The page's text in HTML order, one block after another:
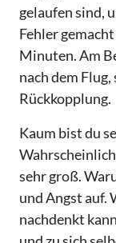
gelaufen sind,
Fehler
Minuten. Am
nach dem
Rückkopplung.
Kaum bist du
sehr groß.
und Angst auf.
nachdenkt